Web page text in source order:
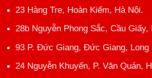
23 Hàng Tre, Hoàn Kiếm, Hà Nội.
28b Nguyễn Phong Sắc, Cầu Giấy,
93 P. Đức Giang, Đức Giang, Long
24 Nguyễn Khuyến, P. Văn Quán,